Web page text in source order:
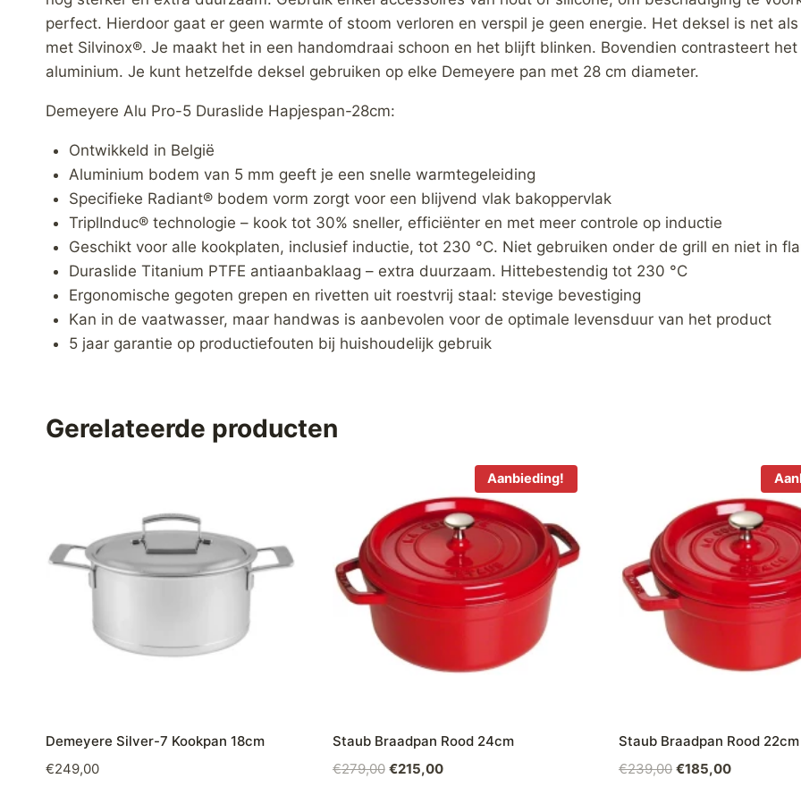
perfect. Hierdoor gaat er geen warmte of stoom verloren en verspil je geen energie. Het deksel is net
met Silvinox®. Je maakt het in een handomdraai schoon en het blijft blinken. Bovendien contrasteert
aluminium. Je kunt hetzelfde deksel gebruiken op elke Demeyere pan met 28 cm diameter.
Demeyere Alu Pro-5 Duraslide Hapjespan-28cm:
Ontwikkeld in België
Aluminium bodem van 5 mm geeft je een snelle warmtegeleiding
Specifieke Radiant® bodem vorm zorgt voor een blijvend vlak bakoppervlak
TriplInduc® technologie – kook tot 30% sneller, efficiënter en met meer controle op inductie
Geschikt voor alle kookplaten, inclusief inductie, tot 230 °C. Niet gebruiken onder de grill en niet in
Duraslide Titanium PTFE antiaanbaklaag – extra duurzaam. Hittebestendig tot 230 °C
Ergonomische gegoten grepen en rivetten uit roestvrij staal: stevige bevestiging
Kan in de vaatwasser, maar handwas is aanbevolen voor de optimale levensduur van het product
5 jaar garantie op productiefouten bij huishoudelijk gebruik
Gerelateerde producten
Demeyere Silver-7 Kookpan 18cm
€249,00
Aanbieding!
Staub Braadpan Rood 24cm
€279,00 Oorspronkelijke
€215,00Huidige
Staub Braadpan Rood 22cm
€239,00 Oorspronkelijke
€185,00Huidige